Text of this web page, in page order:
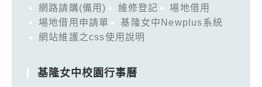
網路請購(備用)
維修登記
場地借用
場地借用申請單
基隆女中Newplus系統
網站維護之css使用說明
基隆女中校園行事曆